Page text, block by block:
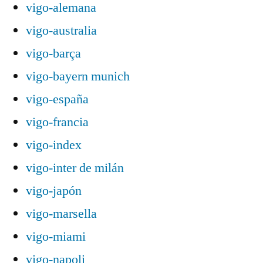
vigo-alemana
vigo-australia
vigo-barça
vigo-bayern munich
vigo-españa
vigo-francia
vigo-index
vigo-inter de milán
vigo-japón
vigo-marsella
vigo-miami
vigo-napoli